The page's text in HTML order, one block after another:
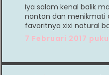
Iya salam kenal balik
nonton dan menikmati
favoritnya xixi natural
7 Februari 2017